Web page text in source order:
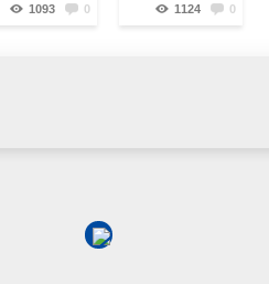
1093 0 1124 0